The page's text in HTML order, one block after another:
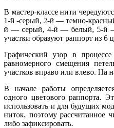
В мастер-классе нити
1-й -серый, 2-й — темно-
й — серый, 4-й — белый, 5-й
участки образуют раппорт из 6
Графический узор в процессе
равномерного смещения
участков вправо или влево. На
В начале работы
одного цветового раппорта.
использовать и для будущих
ниток, поэтому рассчитанное
либо зафиксировать.